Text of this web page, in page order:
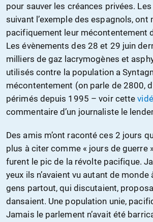
pour sauver les créances privées.
suivant l’exemple des espagnols, ont
pacifiquement leur mécontentement
Les évènements des 28 et 29 juin
milliers de gaz lacrymogènes et
utilisés contre la population a
mécontentement (on parle de 2800,
périmés depuis 1995 – voir cette
commentaire d’un journaliste le
Des amis m’ont raconté ces 2 jours
plus à citer comme « jours de guerre
furent le pic de la révolte pacifique.
yeux ils n’avaient vu autant de monde
gens partout, qui discutaient,
dansaient. Une population unie,
Jamais le parlement n’avait été